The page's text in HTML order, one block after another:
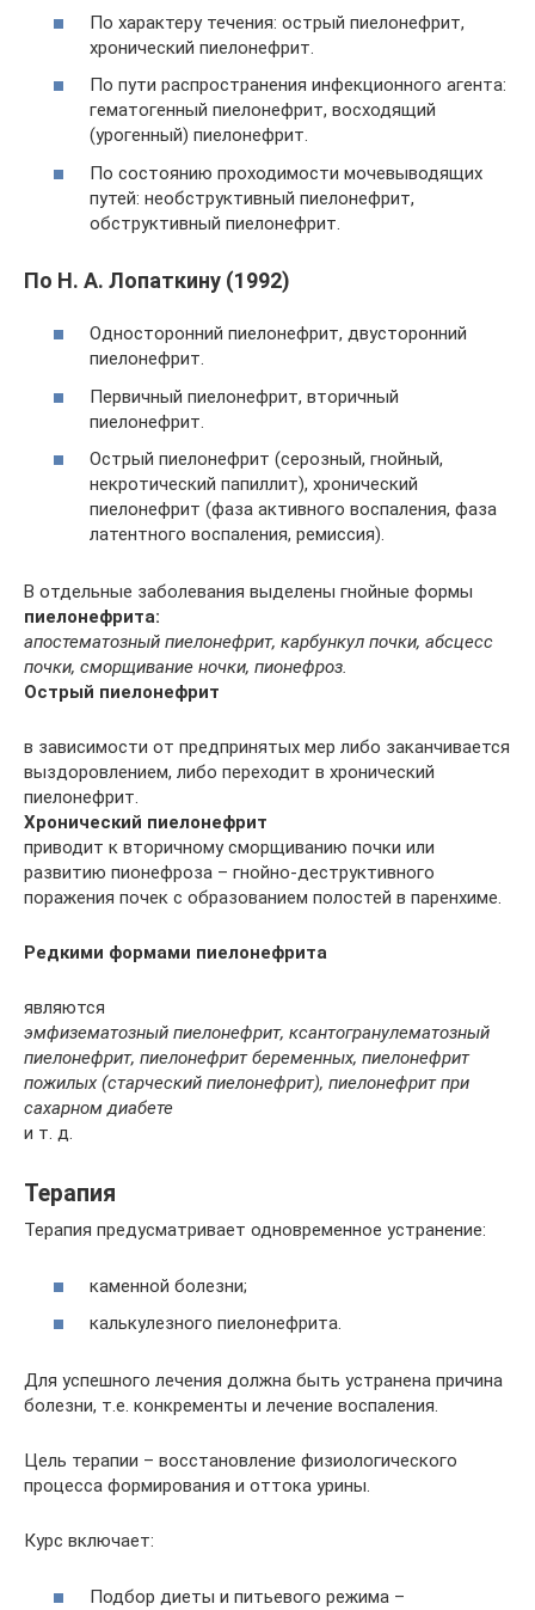
По характеру течения: острый пиелонефрит,
хронический пиелонефрит.
По пути распространения инфекционного агента:
гематогенный пиелонефрит, восходящий
(урогенный) пиелонефрит.
По состоянию проходимости мочевыводящих
путей: необструктивный пиелонефрит,
обструктивный пиелонефрит.
По Н. А. Лопаткину (1992)
Односторонний пиелонефрит, двусторонний
пиелонефрит.
Первичный пиелонефрит, вторичный
пиелонефрит.
Острый пиелонефрит (серозный, гнойный,
некротический папиллит), хронический
пиелонефрит (фаза активного воспаления, фаза
латентного воспаления, ремиссия).
В отдельные заболевания выделены гнойные формы
пиелонефрита:
апостематозный пиелонефрит, карбункул почки, абсцесс
почки, сморщивание ночки, пионефроз.
Острый пиелонефрит
в зависимости от предпринятых мер либо заканчивается
выздоровлением, либо переходит в хронический
пиелонефрит.
Хронический пиелонефрит
приводит к вторичному сморщиванию почки или
развитию пионефроза – гнойно-деструктивного
поражения почек с образованием полостей в паренхиме.
Редкими формами пиелонефрита
являются
эмфизематозный пиелонефрит, ксантогранулематозный
пиелонефрит, пиелонефрит беременных, пиелонефрит
пожилых (старческий пиелонефрит), пиелонефрит при
сахарном диабете
и т. д.
Терапия
Терапия предусматривает одновременное устранение:
каменной болезни;
калькулезного пиелонефрита.
Для успешного лечения должна быть устранена причина
болезни, т.е. конкременты и лечение воспаления.
Цель терапии – восстановление физиологического
процесса формирования и оттока урины.
Курс включает:
Подбор диеты и питьевого режима –